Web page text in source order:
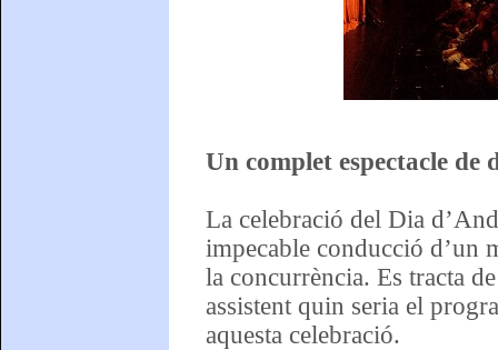
Un complet espectacle de
La celebració del Dia
impecable conducció d’un
la concurrència. Es tracta
assistent quin seria el
aquesta celebració.